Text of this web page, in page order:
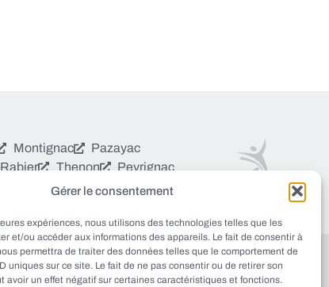
Gérer le consentement
expériences, nous utilisons des technologies telles que les
et/ou accéder aux informations des appareils. Le fait de consentir à
permettra de traiter des données telles que le comportement de
uniques sur ce site. Le fait de ne pas consentir ou de retirer son
avoir un effet négatif sur certaines caractéristiques et fonctions.
Montignac
Pazayac
Thenon
Peyrignac
Tourtoirac
Sources et Blogs Numéros utiles Mentions légales